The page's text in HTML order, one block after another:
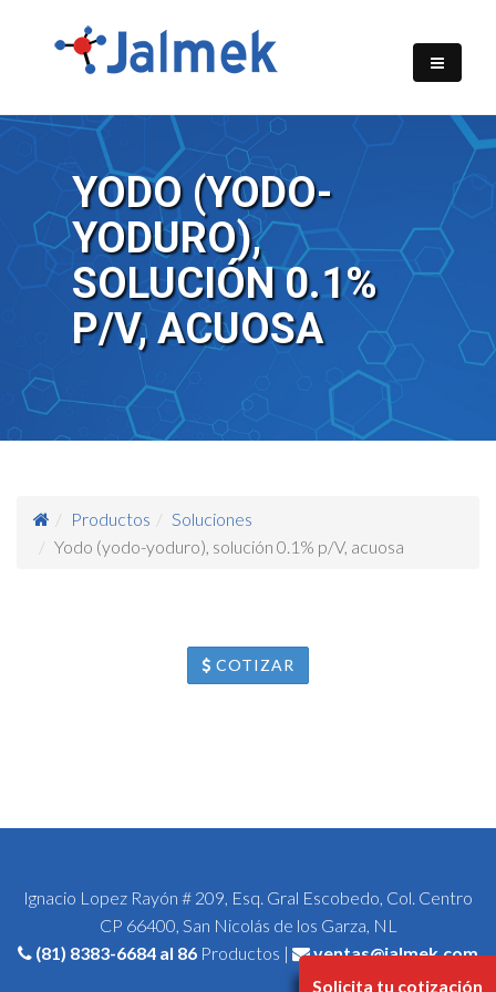
Solicita tu cotización
YODO (YODO-
YODURO),
SOLUCIÓN 0.1%
P/V, ACUOSA
Productos
Soluciones
Yodo (yodo-yoduro), solución 0.1% p/V, acuosa
COTIZAR
Ignacio Lopez Rayón # 209, Esq. Gral Escobedo, Col. Centro
CP 66400, San Nicolás de los Garza, NL
(81) 8383-6684 al 86 Productos | ventas@jalmek.com